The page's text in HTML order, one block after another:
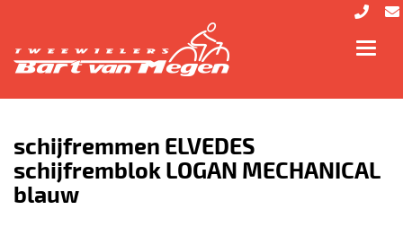
schijfremmen ELVEDES
schijfremblok LOGAN MECHANICAL
blauw